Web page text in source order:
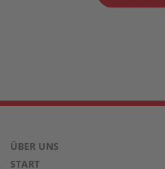
ÜBER UNS
START